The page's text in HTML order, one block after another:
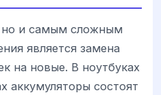
и самым сложным
является замена
на новые. В ноутбуках
аккумуляторы состоят